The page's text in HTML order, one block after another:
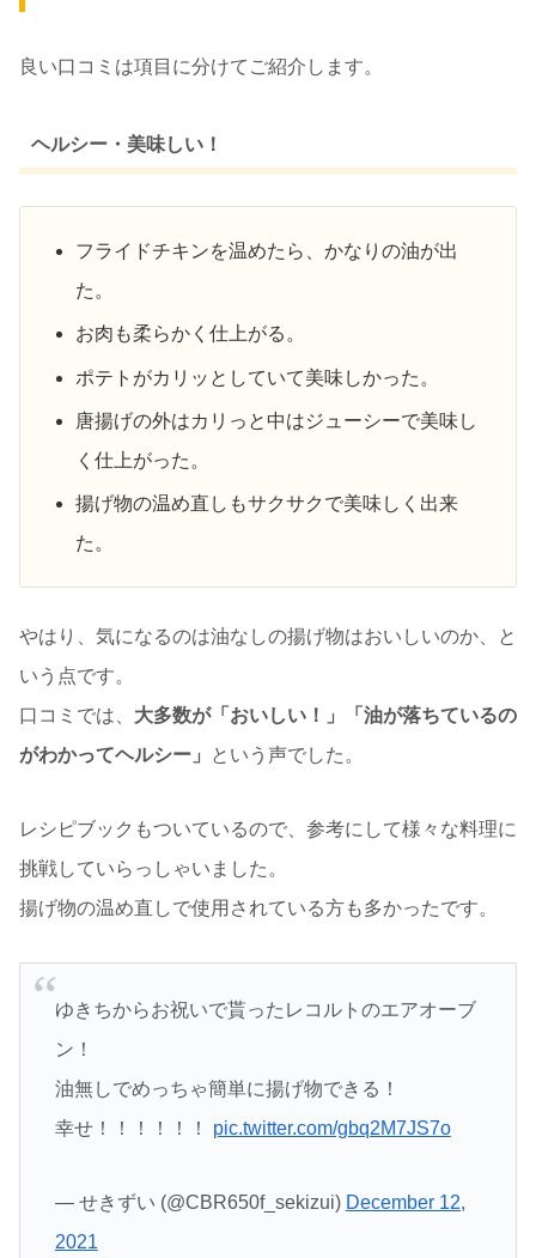
良い口コミは項目に分けてご紹介します。
ヘルシー・美味しい！
フライドチキンを温めたら、かなりの油が出
た。
お肉も柔らかく仕上がる。
ポテトがカリッとしていて美味しかった。
唐揚げの外はカリっと中はジューシーで美味し
く仕上がった。
揚げ物の温め直しもサクサクで美味しく出来
た。
やはり、気になるのは油なしの揚げ物はおいしいのか、と
いう点です。
口コミでは、 大多数が「おいしい！」「油が落ちているの
がわかってヘルシー」
という声でした。
レシピブックもついているので、参考にして様々な料理に
挑戦していらっしゃいました。
揚げ物の温め直しで使用されている方も多かったです。
ゆきちからお祝いで貰ったレコルトのエアオーブ
ン！
油無しでめっちゃ簡単に揚げ物できる！
幸せ！！！！！！ pic.twitter.com/gbq2M7JS7o
— せきずい (@CBR650f_sekizui) December 12,
2021